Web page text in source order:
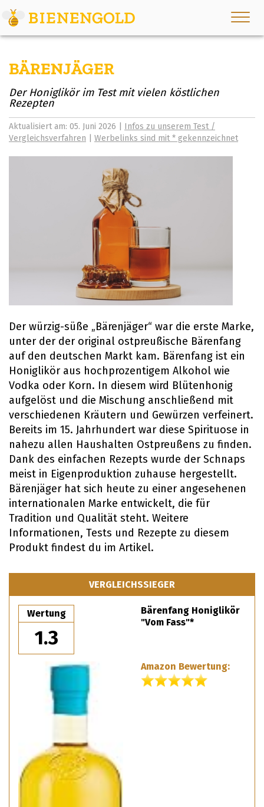
BÄRENJÄGER
Der Honiglikör im Test mit vielen köstlichen
Rezepten
Aktualisiert am: 05. Juni 2026 | Infos zu unserem Test /
Vergleichsverfahren
Werbelinks sind mit * gekennzeichnet
Der würzig-süße „Bärenjäger“ war die erste Marke,
unter der der original ostpreußische Bärenfang
auf den deutschen Markt kam. Bärenfang ist ein
Honiglikör aus hochprozentigem Alkohol wie
Vodka oder Korn. In diesem wird Blütenhonig
aufgelöst und die Mischung anschließend mit
verschiedenen Kräutern und Gewürzen verfeinert.
Bereits im 15. Jahrhundert war diese Spirituose in
nahezu allen Haushalten Ostpreußens zu finden.
Dank des einfachen Rezepts wurde der Schnaps
meist in Eigenproduktion zuhause hergestellt.
Bärenjäger hat sich heute zu einer angesehenen
internationalen Marke entwickelt, die für
Tradition und Qualität steht. Weitere
Informationen, Tests und Rezepte zu diesem
Produkt findest du im Artikel.
VERGLEICHSSIEGER
Wertung
1.3
Bärenfang Honiglikör
"Vom Fass"*
Amazon Bewertung: